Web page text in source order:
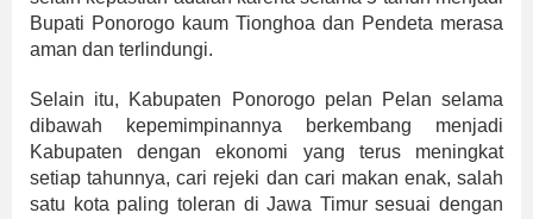
Bupati Ponorogo kaum Tionghoa dan Pendeta merasa
aman dan terlindungi.
Selain itu, Kabupaten Ponorogo pelan Pelan selama
dibawah kepemimpinannya berkembang menjadi
Kabupaten dengan ekonomi yang terus meningkat
setiap tahunnya, cari rejeki dan cari makan enak, salah
satu kota paling toleran di Jawa Timur sesuai dengan